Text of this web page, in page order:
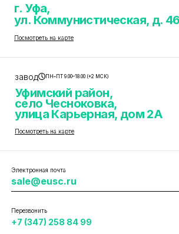
г. Уфа,
ул. Коммунистическая, д.
Посмотреть на карте
завод ПН–ПТ 9.00–18.00 (+2 МСК)
Уфимский район,
село Чесноковка,
улица Карьерная, дом 2А
Посмотреть на карте
Электронная почта
sale@eusc.ru
Перезвонить
+7 (347) 258 84 99